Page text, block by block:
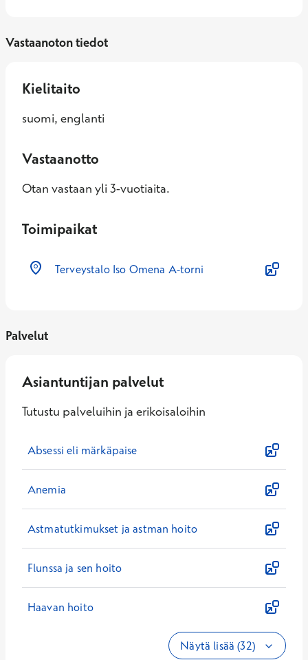
Vastaanoton tiedot
Kielitaito
suomi, englanti
Vastaanotto
Otan vastaan yli 3-vuotiaita.
Toimipaikat
Terveystalo Iso Omena A-torni
Palvelut
Asiantuntijan palvelut
Tutustu palveluihin ja erikoisaloihin
Absessi eli märkäpaise
Anemia
Astmatutkimukset ja astman hoito
Flunssa ja sen hoito
Haavan hoito
Näytä lisää (32)